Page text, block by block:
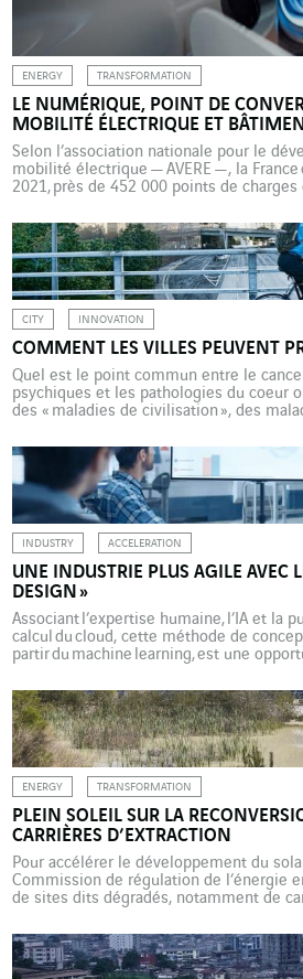
ENERGY TRANSFORMATION
LE NUMÉRIQUE, POINT DE
MOBILITÉ ÉLECTRIQUE ET
Selon l’association nationale pour le
mobilité électrique — AVERE —, la
2021, près de 452 000 points de charges
véhicule électrique. Si aujourd’hui, 90 %
véhicules électriques s’effectue à
l’association Smart Building Alliance se
CITY INNOVATION
COMMENT LES VILLES PEUVENT
Quel est le point commun entre le
psychiques et les pathologies du coeur
des « maladies de civilisation », des
s’interroge sur la façon dont les villes
INDUSTRY ACCELERATION
UNE INDUSTRIE PLUS AGILE AVEC
DESIGN »
Associant l’expertise humaine, l’IA et la
calcul du cloud, cette méthode de
partir du machine learning, est une
une machine passive. Mais un nouveau
« generative design » (conception
révolutionner cette relation homme-
générative est un procédé de
associant le concepteur à l’intelligence
ENERGY TRANSFORMATION
PLEIN SOLEIL SUR LA
CARRIÈRES D’EXTRACTION
Pour accélérer le développement du
Commission de régulation de l’énergie
de sites dits dégradés, notamment de
deux projets en France. S’il occupe
l’éventail des énergies renouvelables
vent en poupe. […]